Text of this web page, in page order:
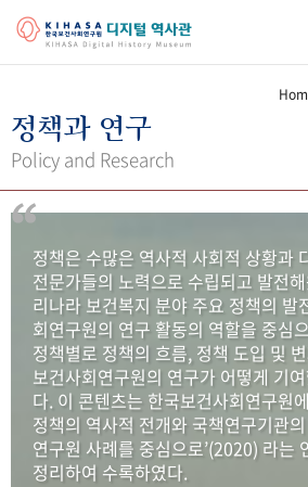
걸어온 길 기관 변천사
연구 역사
정책과 연구 키워드로 보는 연구 역사
간행물 변천사
기록물 아카이브
사진 아카이브 문서 기록물 행정박물
50+1주년 기념
정책과 연구
Policy and Research
정책은 수많은 역사적 사회적 상황과
전문가들의 노력으로 수립되고 발전
리나라 보건복지 분야 주요 정책의 발
회연구원의 연구 활동의 역할을 중심
정책별로 정책의 흐름, 정책 도입 및
보건사회연구원의 연구가 어떻게 기
다. 이 콘텐츠는 한국보건사회연구원
정책의 역사적 전개와 국책연구기관
연구원 사례를 중심으로’(2020) 라는
정리하여 수록하였다.